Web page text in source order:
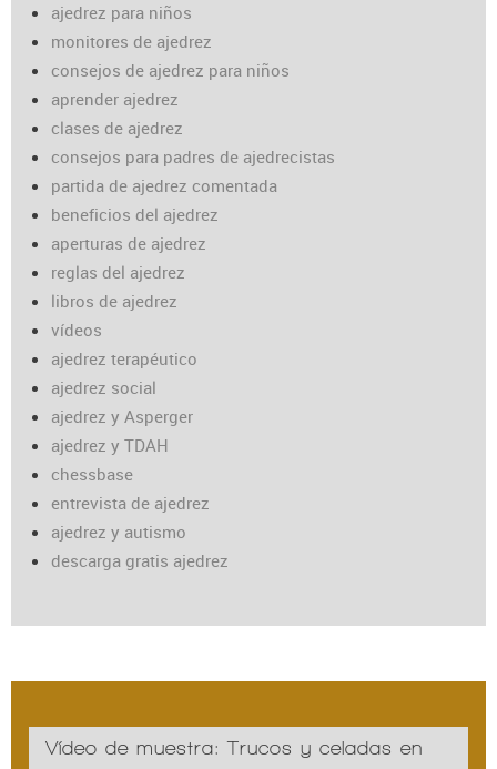
ajedrez para niños
monitores de ajedrez
consejos de ajedrez para niños
aprender ajedrez
clases de ajedrez
consejos para padres de ajedrecistas
partida de ajedrez comentada
beneficios del ajedrez
aperturas de ajedrez
reglas del ajedrez
libros de ajedrez
vídeos
ajedrez terapéutico
ajedrez social
ajedrez y Asperger
ajedrez y TDAH
chessbase
entrevista de ajedrez
ajedrez y autismo
descarga gratis ajedrez
Vídeo de muestra: Trucos y celadas en